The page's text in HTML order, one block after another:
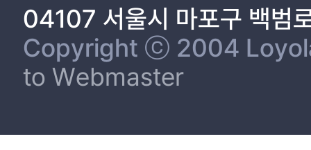
04107 서울시 마포구 백범
Copyright ⓒ 2004
to Webmaster